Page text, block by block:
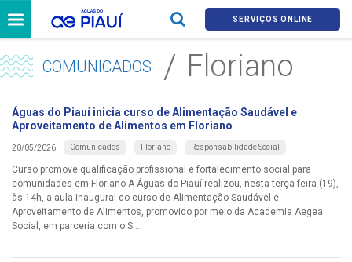
SERVIÇOS ONLINE
COMUNICADOS Floriano
Águas do Piauí inicia curso de Alimentação Saudável e
Aproveitamento de Alimentos em Floriano
20/05/2026 Comunicados Floriano Responsabilidade Social
Curso promove qualificação profissional e fortalecimento social para
comunidades em Floriano A Águas do Piauí realizou, nesta terça-feira (19),
às 14h, a aula inaugural do curso de Alimentação Saudável e
Aproveitamento de Alimentos, promovido por meio da Academia Aegea
Social, em parceria com o S...